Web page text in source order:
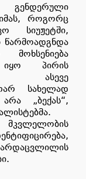
გენდერული
როგორც
სიუჟეტში,
იყო პირის
ასევე
სახელად
„ბექას“,